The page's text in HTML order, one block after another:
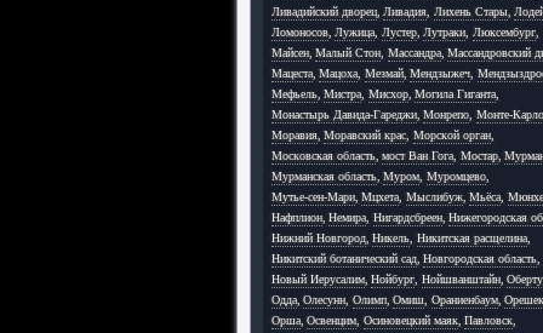
Ливадийский дворец, Ливадия, Лихень Стары,
Ломоносов, Лужица Лустер, Лутраки Люксембург,
Майсен, Малый Стон Массандра, Массандровский
Мацеста, Мацоха Мезмай, Мендзыжеч,
Мефьель, Мистра Мисхор, Могила Гиганта
Монастырь Давида-Гареджи, Монрепо Монте-Карло
Моравия, Моравский крас Морской орган,
Московская область, мост Ван Гога Мостар,
Мурманская область, Муром Муромцево,
Мутье-сен-Мари, Мцхета Мыслибуж, Мьёса
Нафплион, Немира Нигардсбреен, Нижегородская
Нижний Новгород, Никель Никитская расщелина,
Никитский ботанический сад, Новгородская область
Новый Иерусалим, Нойбург Нойшванштайн,
Одда, Олесунн Олимп, Омиш, Ораниенбаум,
Орша, Освенцим Осиновецкий маяк, Павловск